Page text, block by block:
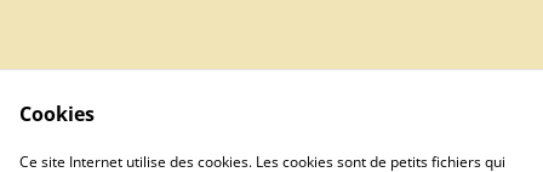
Contact
Cookies
Ce site Internet utilise des cookies. Les cookies sont de petits fichiers qui